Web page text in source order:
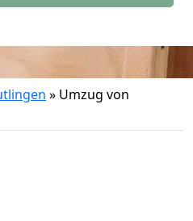
» Umzug von